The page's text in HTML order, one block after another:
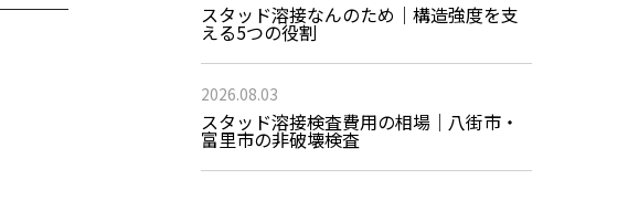
スタッド溶接なんのため｜構造強度を支
える5つの役割
2026.08.03
スタッド溶接検査費用の相場｜八街市・
富里市の非破壊検査